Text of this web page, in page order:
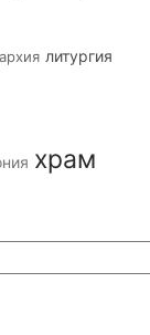
литургия
храм